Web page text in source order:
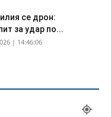
се дрон:
за удар по...
| 14:46:06